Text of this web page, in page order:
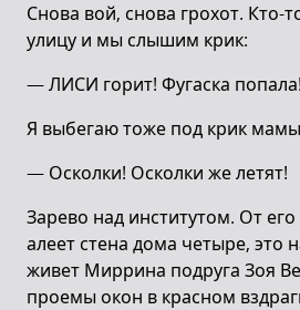
Снова вой, снова грохот. Кто-
улицу и мы слышим крик:
— ЛИСИ горит! Фугаска
Я выбегаю тоже под крик
— Осколки! Осколки же летят!
Зарево над институтом. От
алеет стена дома четыре, это
живет Миррина подруга Зоя
проемы окон в красном